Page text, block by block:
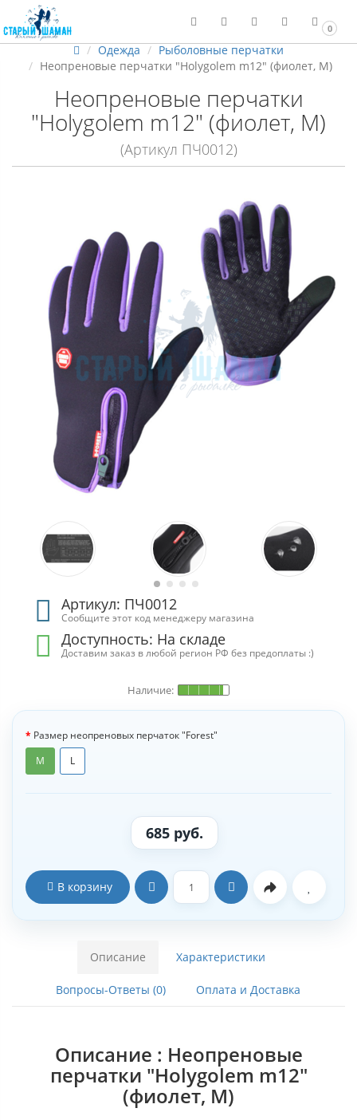
0
Одежда
Рыболовные перчатки
Неопреновые перчатки "Holygolem m12" (фиолет, М)
Неопреновые перчатки
"Holygolem m12" (фиолет, М)
(Артикул ПЧ0012)
Артикул: ПЧ0012
Сообщите этот код менеджеру магазина
Доступность: На складе
Доставим заказ в любой регион РФ без предоплаты :)
Размер неопреновых перчаток "Forest"
M
L
685 руб.
В корзину
Описание Характеристики
Вопросы-Ответы (0) Оплата и Доставка
Описание : Неопреновые
перчатки "Holygolem m12"
(фиолет, М)